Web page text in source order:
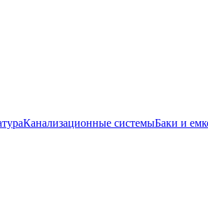
Канализационные системыБаки и